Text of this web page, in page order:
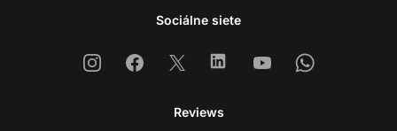
Sociálne siete
InstagramFacebook
X LinkedinYoutubeWhatsapp
Reviews